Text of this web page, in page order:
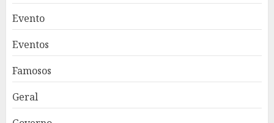
Evento
Eventos
Famosos
Geral